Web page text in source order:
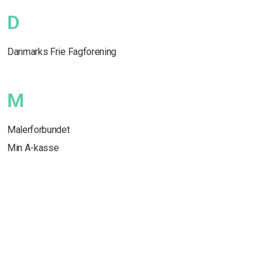
D
Danmarks Frie Fagforening
M
Malerforbundet
Min A-kasse